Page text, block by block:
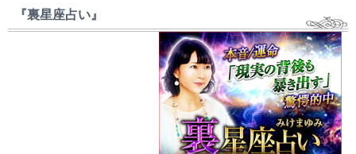
『裏星座占い』